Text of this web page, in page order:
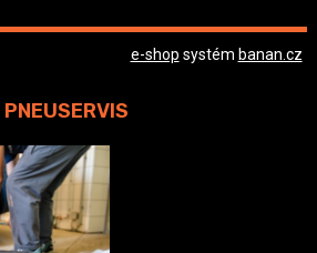
e-shop systém banan.cz
PNEUSERVIS